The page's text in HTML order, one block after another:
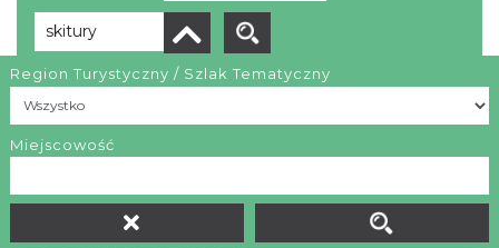
Region Turystyczny / Szlak Tematyczny
MiejscowośćBrak wyników